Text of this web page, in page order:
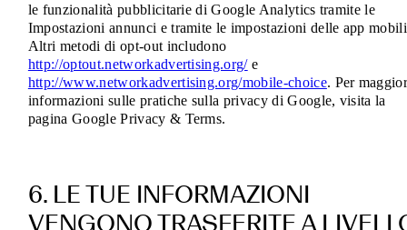
le funzionalità pubblicitarie di Google Analytics tramite le
Impostazioni annunci e tramite le impostazioni delle app
Altri metodi di opt-out includono
http://optout.networkadvertising.org/e
http://www.networkadvertising.org/mobile-choice. Per
informazioni sulle pratiche sulla privacy di Google, visita la
pagina Google Privacy & Terms.
6. LE TUE INFORMAZIONI
VENGONO TRASFERITE A